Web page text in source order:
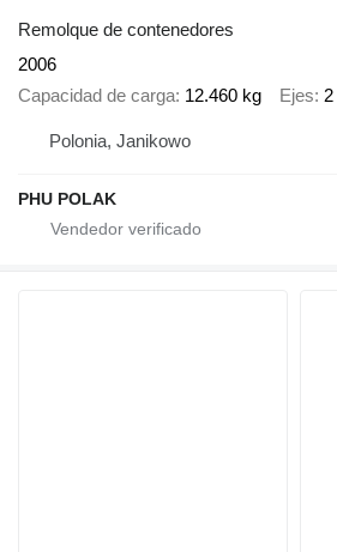
Remolque de contenedores
2006
Capacidad de carga 12.460 kg Ejes 2
Polonia, Janikowo
PHU POLAK